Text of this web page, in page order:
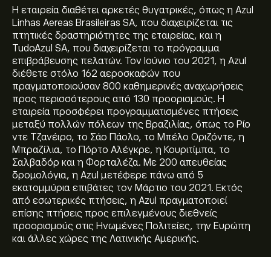
Η εταιρεία διαθέτει αρκετές θυγατρικές, όπως η Azul
Linhas Aereas Brasileiras SA, που διαχειρίζεται τις
πτητικές δραστηριότητες της εταιρείας, και η
TudoAzul SA, που διαχειρίζεται το πρόγραμμα
επιβράβευσης πελατών. Τον Ιούνιο του 2021, η Azul
διέθετε στόλο 162 αεροσκαφών που
πραγματοποιούσαν 800 καθημερινές αναχωρήσεις
προς περισσότερους από 130 προορισμούς. Η
εταιρεία προσφέρει προγραμματισμένες πτήσεις
μεταξύ πολλών πόλεων της Βραζιλίας, όπως το Ρίο
ντε Τζανέιρο, το Σάο Πάολο, το Μπέλο Οριζόντε, η
Μπραζίλια, το Πόρτο Αλέγκρε, η Κουριτίμπα, το
Σαλβαδόρ και η Φορταλέζα. Με 200 απευθείας
δρομολόγια, η Azul μετέφερε πάνω από 5
εκατομμύρια επιβάτες τον Μάρτιο του 2021. Εκτός
από εσωτερικές πτήσεις, η Azul πραγματοποιεί
επίσης πτήσεις προς επιλεγμένους διεθνείς
προορισμούς στις Ηνωμένες Πολιτείες, την Ευρώπη
και άλλες χώρες της Λατινικής Αμερικής.